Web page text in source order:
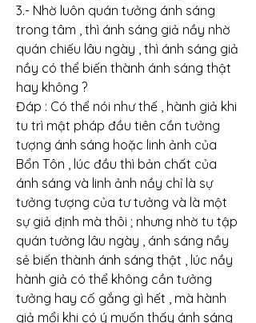
3.- Nhờ luôn quán tưởng ánh sáng
trong tâm , thì ánh sáng giả nầy nhờ
quán chiếu lâu ngày , thì ánh sáng giả
nầy có thể biến thành ánh sáng thật
hay không ?
Đáp : Có thể nói như thế , hành giả khi
tu trì mật pháp đầu tiên cần tưởng
tượng ánh sáng hoặc linh ảnh của
Bổn Tôn , lúc đầu thì bản chất của
ánh sáng và linh ảnh nầy chỉ là sự
tưởng tượng của tư tưởng và là một
sự giả định mà thôi ; nhưng nhờ tu tập
quán tưởng lâu ngày , ánh sáng nầy
sẻ biến thành ánh sáng thật , lúc nầy
hành giả có thể không cần tưởng
tưởng hay cố gắng gì hết , mà hành
giả mổi khi có ý muốn thấy ánh sáng